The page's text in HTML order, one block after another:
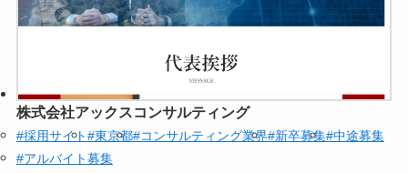
株式会社アックスコンサルティング
#採用サイト#東京都#コンサルティング業界#新卒募集#中途募集
#アルバイト募集